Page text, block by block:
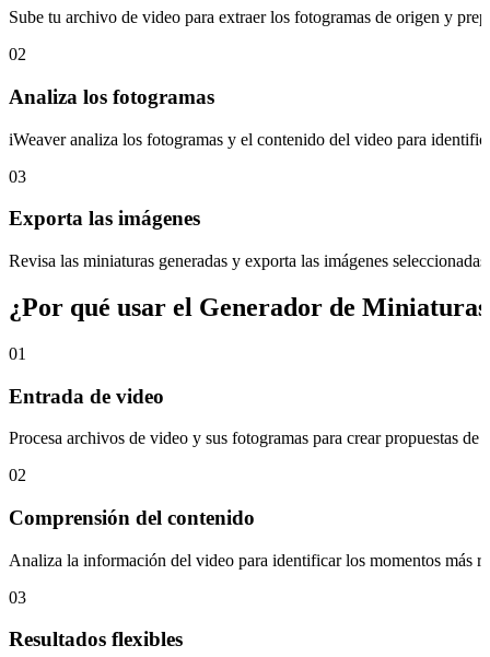
Sube tu archivo de video para extraer los fotogramas de origen y
02
Analiza los fotogramas
iWeaver analiza los fotogramas y el contenido del video para
03
Exporta las imágenes
Revisa las miniaturas generadas y exporta las imágenes
¿Por qué usar el Generador de
01
Entrada de video
Procesa archivos de video y sus fotogramas para crear propuestas
02
Comprensión del contenido
Analiza la información del video para identificar los momentos más
03
Resultados flexibles